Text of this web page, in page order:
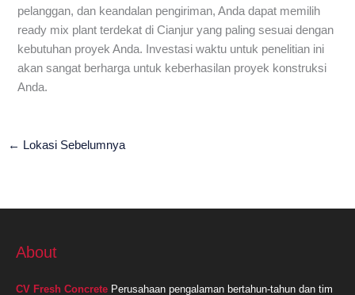
pelanggan, dan keandalan pengiriman, Anda dapat memilih
ready mix plant terdekat di Cianjur yang paling sesuai dengan
kebutuhan proyek Anda. Investasi waktu untuk penelitian ini
akan sangat berharga untuk keberhasilan proyek konstruksi
Anda.
← Lokasi Sebelumnya
About
CV Fresh Concrete Perusahaan pengalaman bertahun-tahun dan tim